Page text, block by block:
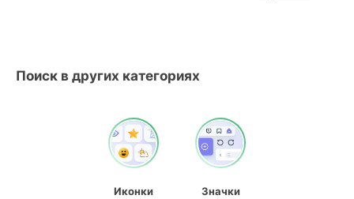
Поиск в других категориях
Иконки
Значки